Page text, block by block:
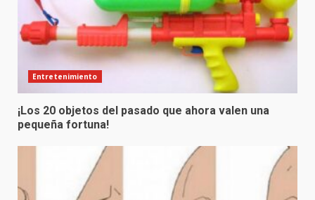
Entretenimiento
¡Los 20 objetos del pasado que ahora valen una
pequeña fortuna!